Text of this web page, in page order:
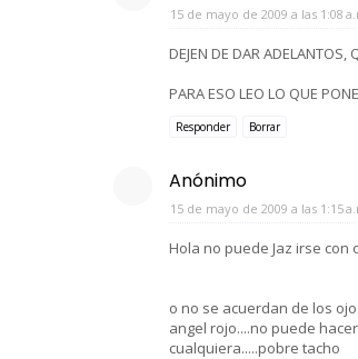
15 de mayo de 2009 a las 1:08
DEJEN DE DAR ADELANTOS,
PARA ESO LEO LO QUE
Responder Borrar
Anónimo
15 de mayo de 2009 a las 1:15
Hola no puede Jaz irse con
o no se acuerdan de los
angel rojo....no puede
cualquiera.....pobre tacho